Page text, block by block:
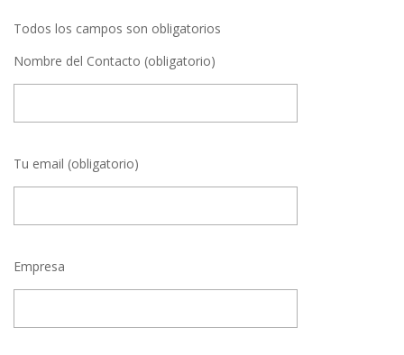
Todos los campos son obligatorios
Nombre del Contacto (obligatorio)
Tu email (obligatorio)
Empresa